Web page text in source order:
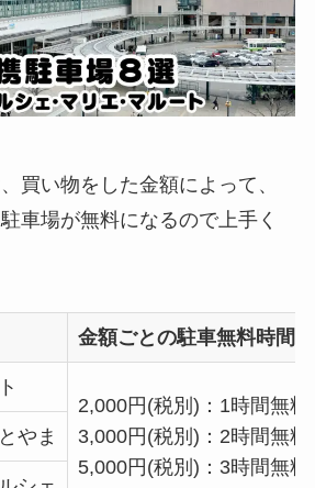
買い物をした金額によって、
車場が無料になるので上手く
金額ごとの駐車無料時間
2,000円(税別)：1時間無料
3,000円(税別)：2時間無料
5,000円(税別)：3時間無料
やま